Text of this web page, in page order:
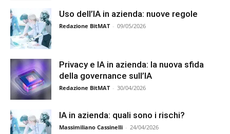
Uso dell’IA in azienda: nuove regole
Redazione BitMAT - 09/05/2026
Privacy e IA in azienda: la nuova sfida
della governance sull’IA
Redazione BitMAT - 30/04/2026
IA in azienda: quali sono i rischi?
Massimiliano Cassinelli - 24/04/2026